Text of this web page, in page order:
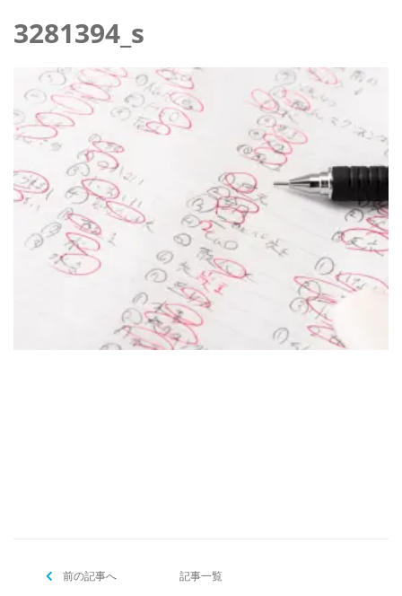
3281394_s
前の記事へ 記事一覧